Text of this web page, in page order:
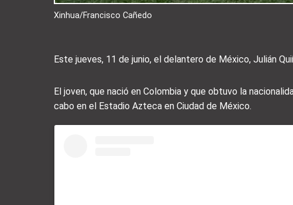
Xinhua/Francisco Cañedo
Este jueves, 11 de junio, el delantero de México, Julián
El joven, que nació en Colombia y que obtuvo la
cabo en el Estadio Azteca en Ciudad de México.